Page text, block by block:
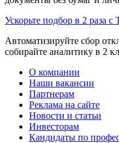
Ускорьте подбор в 2 раза с
Автоматизируйте сбор
собирайте аналитику в 2
О компании
Наши вакансии
Партнерам
Реклама на сайте
Новости и статьи
Инвесторам
Кандидаты по